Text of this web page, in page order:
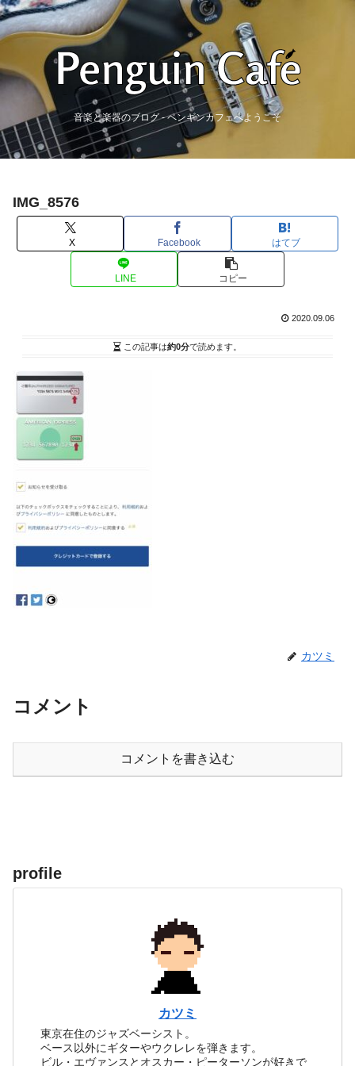
音楽と楽器のブログ - ペンギンカフェへようこそ
IMG_8576
X Facebook はてブ
LINE コピー
2020.09.06
この記事は約0分で読めます。
カツミ
コメント
コメントを書き込む
profile
カツミ
東京在住のジャズベーシスト。
ベース以外にギターやウクレレを弾きます。
ビル・エヴァンスとオスカー・ピーターソンが好きで